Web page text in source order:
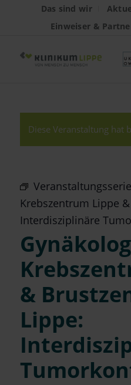
Das sind wir
Einweiser &
Diese Veranstaltung hat
Krebszentrum Lippe
Interdisziplinäre
&
Lippe: